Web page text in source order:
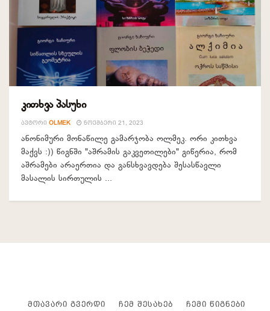
კითხვა პასუხი
ᲐᲕᲢᲝᲠᲘ OLMEK ᲜᲝᲔᲛᲑᲔᲠᲘ 21, 2023
ანონიმური მონაწილე გამარჯობა ოლმეკ. ორი კითხვა
მაქვს :)) წიგნში "აშრამის გაკვეთილები" გიწერია, რომ
აშრამები არაერთია და განსხვავდება შესასწავლი
მასალის სირთულის ...
ᲛᲗᲐᲕᲐᲠᲘ ᲒᲕᲔᲠᲓᲘ ᲩᲔᲛ ᲨᲔᲡᲐᲮᲔᲑ ᲩᲔᲛᲘ ᲬᲘᲒᲜᲔᲑᲘ